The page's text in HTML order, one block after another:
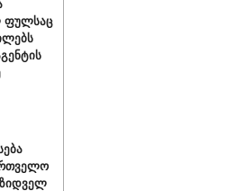
ფულსაც